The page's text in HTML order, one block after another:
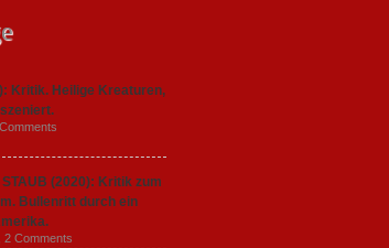
Kritik. Heilige Kreaturen,
STAUB (2020): Kritik zum
Bullenritt durch ein
2 Comments